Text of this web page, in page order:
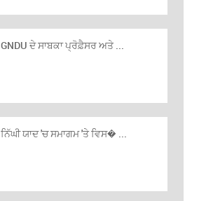
GNDU ਦੇ ਸਾਬਕਾ ਪ੍ਰੋਫ਼ੈਸਰ ਅਤੇ ...
ਨਿੱਘੀ ਯਾਦ 'ਚ ਸਮਾਗਮ 'ਤੇ ਵਿਸ� ...